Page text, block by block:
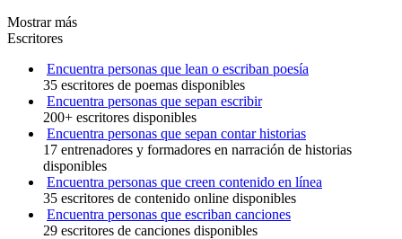
Mostrar más
Escritores
Encuentra personas que lean o escriban poesía
35 escritores de poemas disponibles
Encuentra personas que sepan escribir
200+ escritores disponibles
Encuentra personas que sepan contar historias
17 entrenadores y formadores en narración de historias
disponibles
Encuentra personas que creen contenido en línea
35 escritores de contenido online disponibles
Encuentra personas que escriban canciones
29 escritores de canciones disponibles